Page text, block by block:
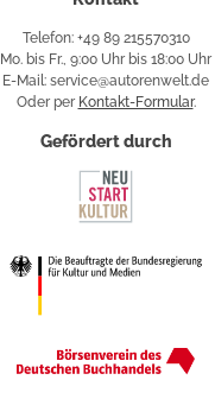
Telefon: +49 89 215570310
Mo. bis Fr., 9:00 Uhr bis 18:00 Uhr
E-Mail: service@autorenwelt.de
Oder per Kontakt-Formular.
Gefördert durch